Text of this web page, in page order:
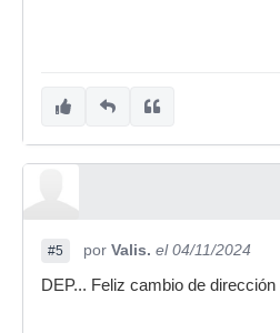
#5 por Valis. el 04/11/2024
DEP... Feliz cambio de